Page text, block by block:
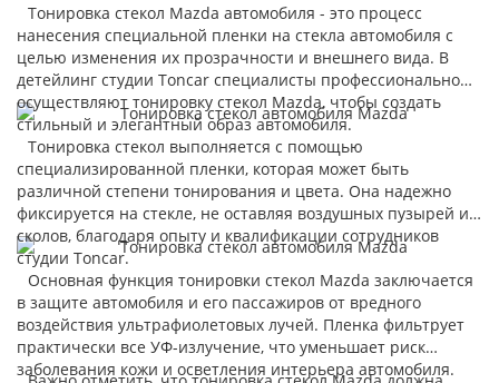
Тонировка стекол Mazda автомобиля - это процесс
нанесения специальной пленки на стекла автомобиля с
целью изменения их прозрачности и внешнего вида. В
детейлинг студии Toncar специалисты профессионально
осуществляют тонировку стекол Mazda, чтобы создать
стильный и элегантный образ автомобиля.
Тонировка стекол выполняется с помощью
специализированной пленки, которая может быть
различной степени тонирования и цвета. Она надежно
фиксируется на стекле, не оставляя воздушных пузырей и
сколов, благодаря опыту и квалификации сотрудников
студии Toncar.
Основная функция тонировки стекол Mazda заключается
в защите автомобиля и его пассажиров от вредного
воздействия ультрафиолетовых лучей. Пленка фильтрует
практически все УФ-излучение, что уменьшает риск
заболевания кожи и осветления интерьера автомобиля.